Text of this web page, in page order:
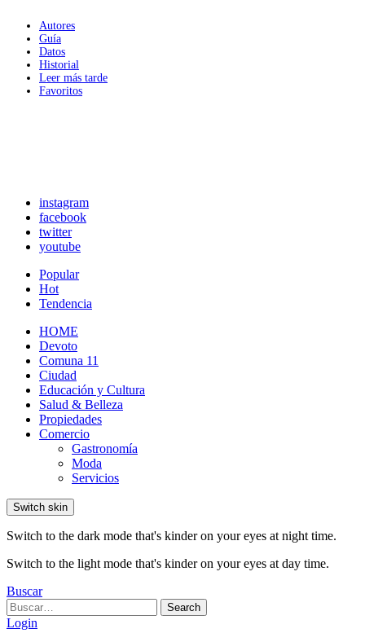
Autores
Guía
Datos
Historial
Leer más tarde
Favoritos
instagram
facebook
twitter
youtube
Popular
Hot
Tendencia
HOME
Devoto
Comuna 11
Ciudad
Educación y Cultura
Salud & Belleza
Propiedades
Comercio
Gastronomía
Moda
Servicios
Switch skin
Switch to the dark mode that's kinder on your eyes at night time.
Switch to the light mode that's kinder on your eyes at day time.
Buscar
Search
for:
Search
Login